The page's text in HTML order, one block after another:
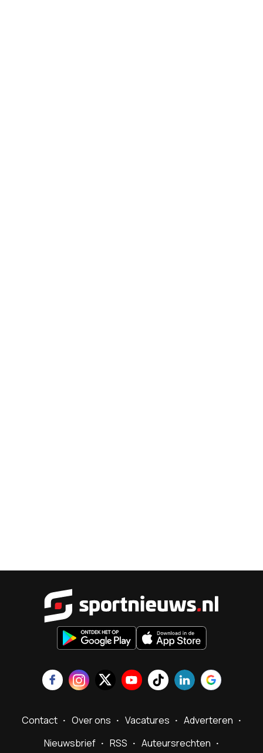
Contact Over ons Vacatures
Adverteren
Nieuwsbrief
RSS Auteursrechten